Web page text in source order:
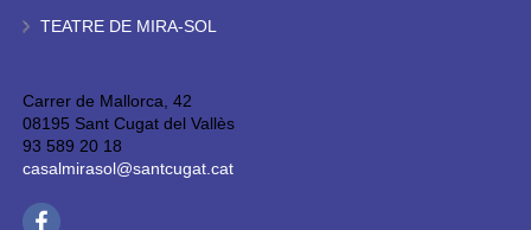
TEATRE DE MIRA-SOL
Carrer de Mallorca, 42
08195 Sant Cugat del Vallès
93 589 20 18
casalmirasol@santcugat.cat